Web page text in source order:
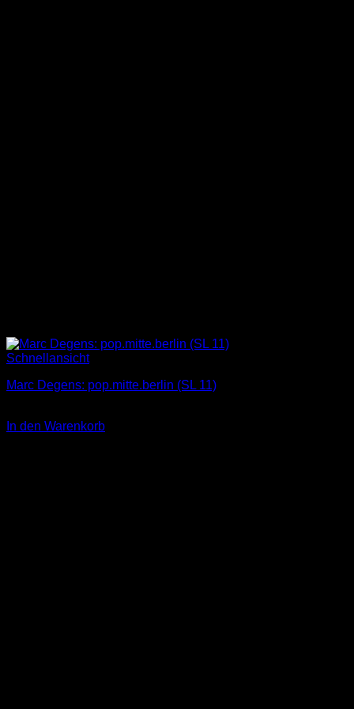
Schnellansicht
Marc Degens: pop.mitte.berlin (SL 11)
In den Warenkorb